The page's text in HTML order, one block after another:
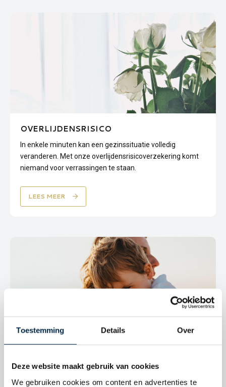
Toestemming Details Over
Deze website maakt gebruik van cookies
We gebruiken cookies om content en advertenties te
OVERLIJDENSRISICO
In enkele minuten kan een gezinssituatie volledig
veranderen. Met onze overlijdensrisicoverzekering komt
niemand voor verrassingen te staan.
LEES MEER
Zorg dat ook de zorg goed geregeld is met onze
zorgverzekering. Uiteraard met de mogelijkheid om u naar